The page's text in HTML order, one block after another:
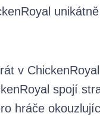
v ChickenRoyal
spojí
hráče